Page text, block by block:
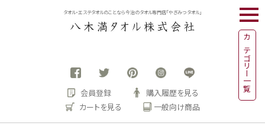
タオル・エステタオルのことなら今治のタオル専門店「やぎみつタオル」
会員登録
購入履歴を見る
カートを見る
一般向け商品
カテゴリー一覧